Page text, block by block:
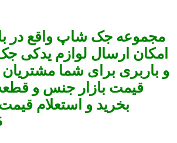
مجموعه جک شاپ واقع در
امکان ارسال لوازم یدکی
و باربری برای شما مشتریان
قیمت بازار جنس و
بخرید و استعلام